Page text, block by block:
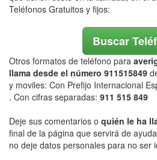
Teléfonos Gratuitos y fijos:
Buscar
Otros formatos de teléfono para
llama desde el número 911515849
y moviles: Con Prefijo Internacional
. Con cifras separadas: 911 515 849
Deje sus comentarios o quién le ha
final de la página que servirá de
no deje datos personales para no ser